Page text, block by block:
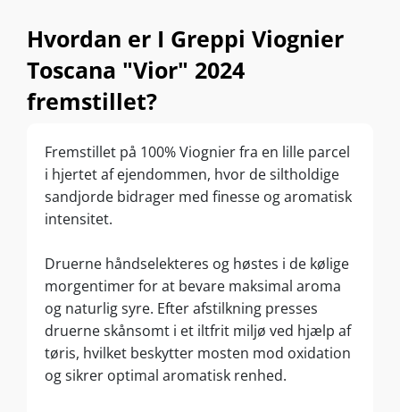
Hvordan er I Greppi Viognier
Toscana "Vior" 2024
fremstillet?
Fremstillet på 100% Viognier fra en lille parcel
i hjertet af ejendommen, hvor de siltholdige
sandjorde bidrager med finesse og aromatisk
intensitet.
Druerne håndselekteres og høstes i de kølige
morgentimer for at bevare maksimal aroma
og naturlig syre. Efter afstilkning presses
druerne skånsomt i et iltfrit miljø ved hjælp af
tøris, hvilket beskytter mosten mod oxidation
og sikrer optimal aromatisk renhed.